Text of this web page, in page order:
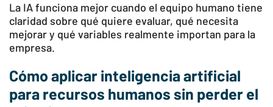
La IA funciona mejor cuando el equipo humano tiene
claridad sobre qué quiere evaluar, qué necesita
mejorar y qué variables realmente importan para la
empresa.
Cómo aplicar inteligencia artificial
para recursos humanos sin perder el